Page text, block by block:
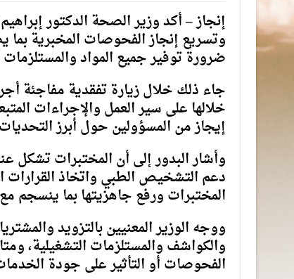
إنجاز – أكد وزير الصحة الدكتور
وتسريع إنجاز الفحوصات المخبرية
ضرورة توفير جميع المواد
جاء ذلك خلال زيارة تفقدية مفاجئة
خلالها على سير العمل والإجراءات
إيجاز من المسؤولين حول أبرز
وأشار البدور إلى أن المختبرات
دعم التشخيص الطبي واتخاذ القرارات
المختبرات ورفع جاهزيتها بما ينسجم مع
ووجه الوزير المعنيين بالتزويد
والكواشف والمستلزمات التشغيلية،
الفحوصات أو التأثير على جودة